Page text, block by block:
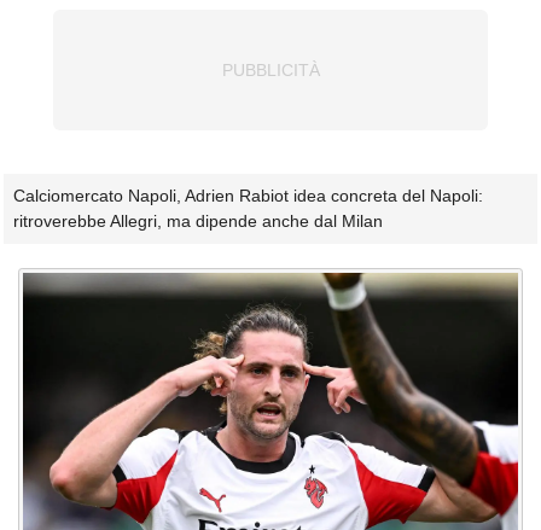
Calciomercato Napoli, Adrien Rabiot idea concreta del Napoli:
ritroverebbe Allegri, ma dipende anche dal Milan